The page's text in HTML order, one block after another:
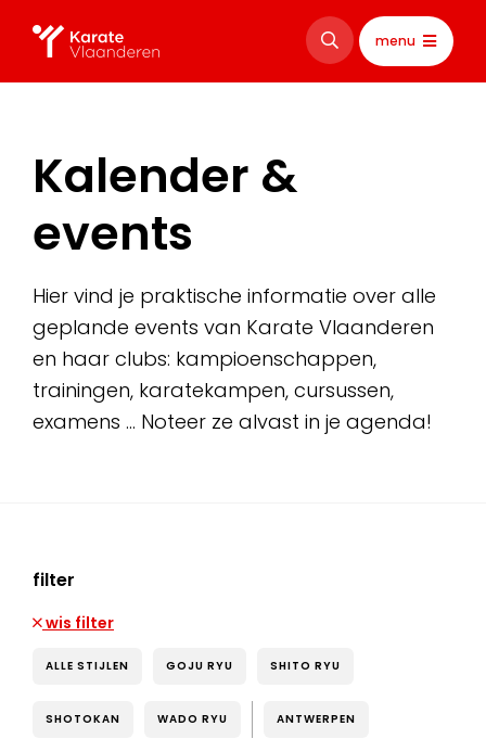
menu
Kalender &
events
Hier vind je praktische informatie over alle
geplande events van Karate Vlaanderen
en haar clubs: kampioenschappen,
trainingen, karatekampen, cursussen,
examens … Noteer ze alvast in je agenda!
filter
wis filter
ALLE STIJLEN GOJU RYU SHITO RYU
SHOTOKAN WADO RYU ANTWERPEN